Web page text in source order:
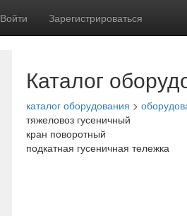
Войти Зарегистрироваться
Каталог
каталог оборудования >
тяжеловоз гусеничный
кран поворотный
подкатная гусеничная тележка